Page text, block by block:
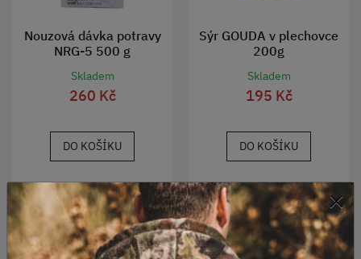
Nouzová dávka potravy
NRG-5 500 g
Skladem
260 Kč
DO KOŠÍKU
Sýr GOUDA v plechovce
200g
Skladem
195 Kč
DO KOŠÍKU
×